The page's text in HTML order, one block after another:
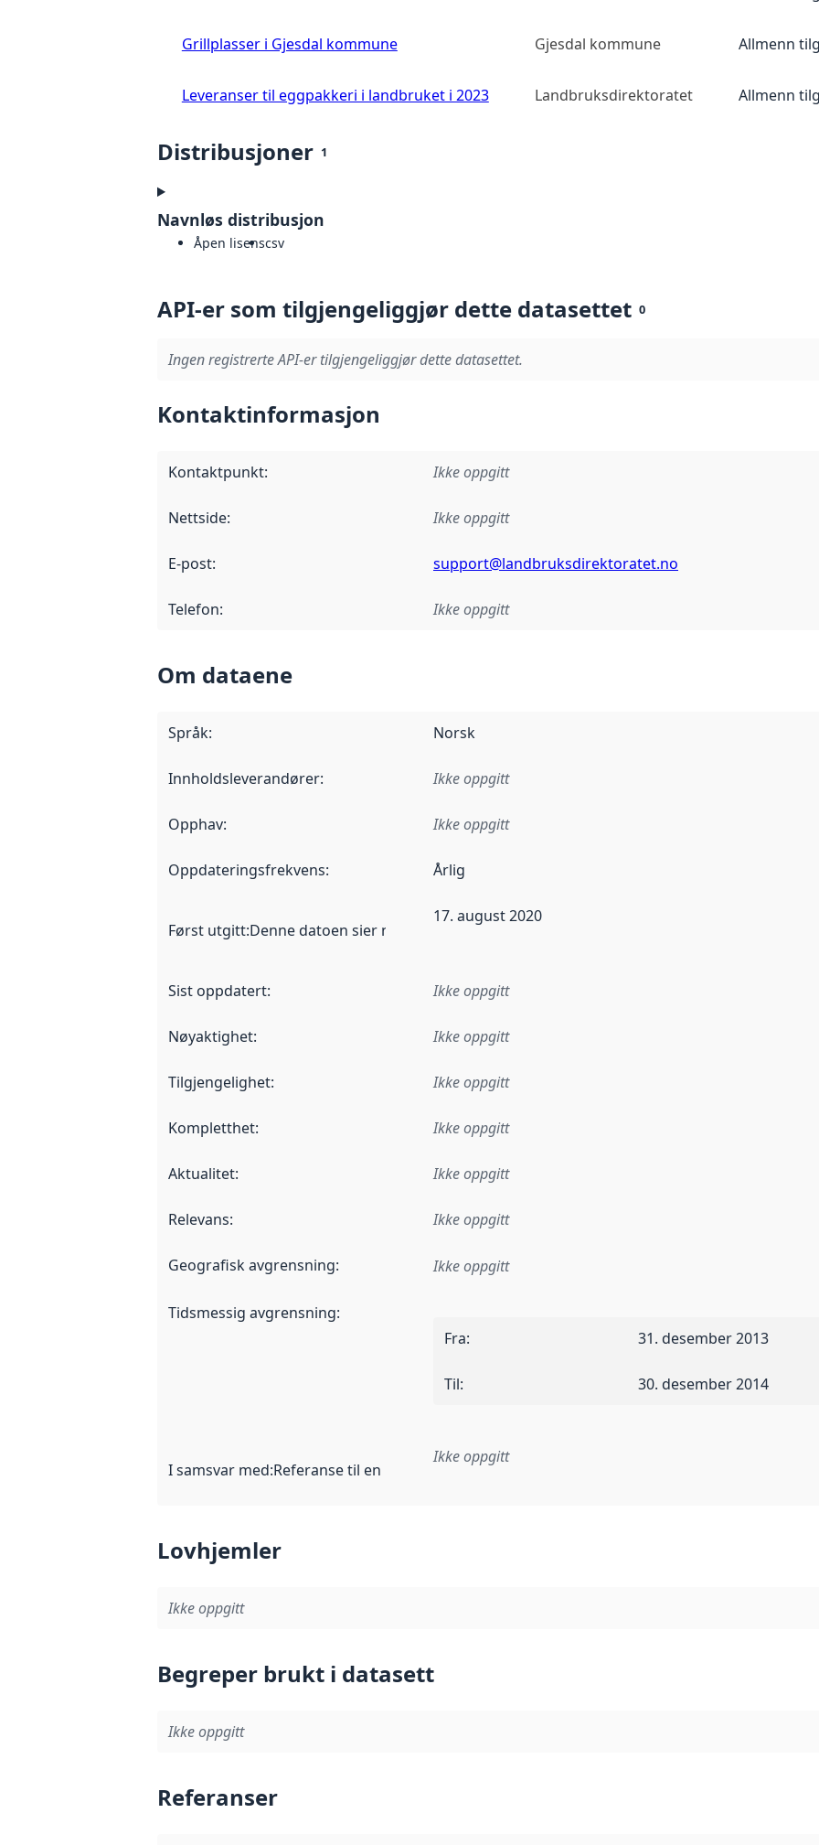
Grillplasser i Gjesdal kommune Gjesdal kommune Allmenn
Leveranser til eggpakkeri i landbruket i 2023 Landbruksdirektoratet Allmenn
Distribusjoner 1
Navnløs distribusjon
Åpen lisenscsv
API-er som tilgjengeliggjør dette datasettet 0
Ingen registrerte API-er tilgjengeliggjør dette datasettet.
Kontaktinformasjon
Kontaktpunkt: Ikke oppgitt
Nettside: Ikke oppgitt
E-post: support@landbruksdirektoratet.no
Telefon: Ikke oppgitt
Om dataene
Språk: Norsk
Innholdsleverandører: Ikke oppgitt
Opphav: Ikke oppgitt
Oppdateringsfrekvens: Årlig
Først utgitt:Denne datoen sier når dataene i dette datasettet første gang ble utgitt. Det kan
17. august 2020
Sist oppdatert: Ikke oppgitt
Nøyaktighet: Ikke oppgitt
Tilgjengelighet: Ikke oppgitt
Kompletthet: Ikke oppgitt
Aktualitet: Ikke oppgitt
Relevans: Ikke oppgitt
Geografisk avgrensning: Ikke oppgitt
Tidsmessig avgrensning:
Fra: 31. desember 2013
Til: 30. desember 2014
I samsvar med:Referanse til en implementasjonsregel eller annen spesifikasjon, som ligger
Ikke oppgitt
Lovhjemler
Ikke oppgitt
Begreper brukt i datasett
Ikke oppgitt
Referanser